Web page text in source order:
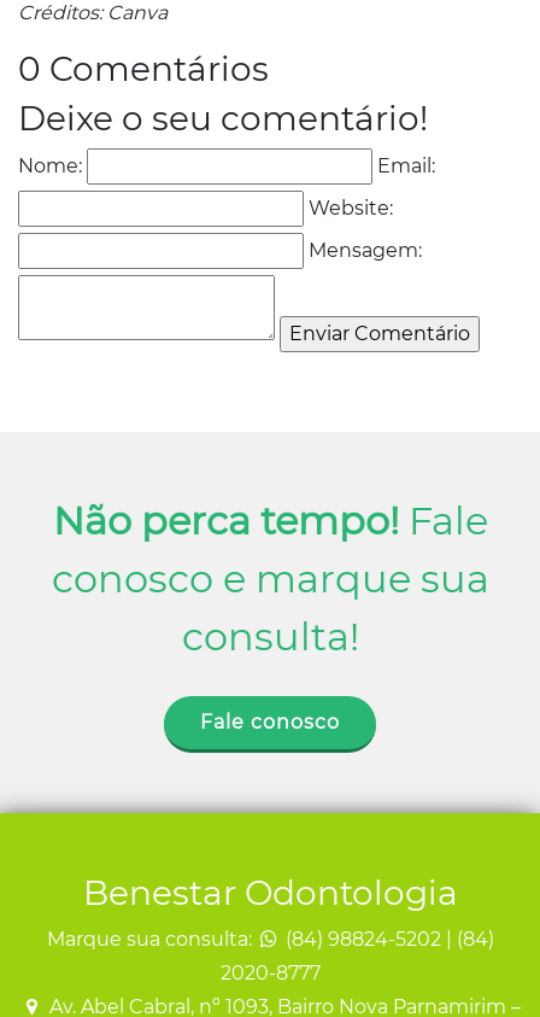
Créditos: Canva
0 Comentários
Deixe o seu comentário!
Nome:
Email:
Website:
Mensagem:
Não perca tempo! Fale
conosco e marque sua
consulta!
Fale conosco
Benestar Odontologia
Marque sua consulta:
(84) 98824-5202 | (84)
2020-8777
Av. Abel Cabral, nº 1093, Bairro Nova Parnamirim –